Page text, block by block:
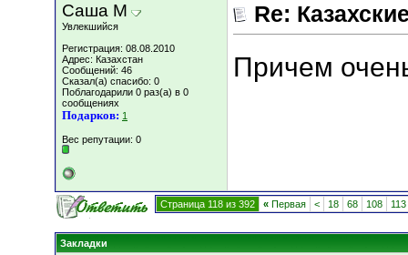
Саша М
Увлекшийся
Регистрация: 08.08.2010
Адрес: Казахстан
Сообщений: 46
Сказал(а) спасибо: 0
Поблагодарили 0 раз(а) в 0
сообщениях
Подарков: 1
Вес репутации: 0
Re:
Причем
Страница 118 из 392 « Первая < 18 68 108 113
Закладки